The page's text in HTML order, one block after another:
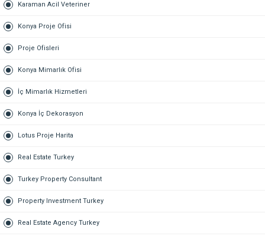
Karaman Acil Veteriner
Konya Proje Ofisi
Proje Ofisleri
Konya Mimarlık Ofisi
İç Mimarlık Hizmetleri
Konya İç Dekorasyon
Lotus Proje Harita
Real Estate Turkey
Turkey Property Consultant
Property Investment Turkey
Real Estate Agency Turkey